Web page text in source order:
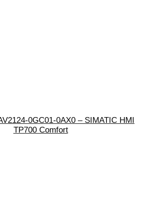
0GC01-0AX0 – SIMATIC HMI
TP700 Comfort